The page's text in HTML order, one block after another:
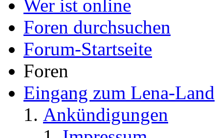
Wer ist online
Foren durchsuchen
Forum-Startseite
Foren
Eingang zum Lena-Land
Ankündigungen